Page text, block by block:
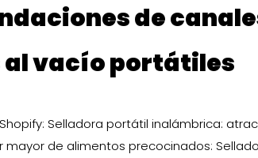
de
vacío portátiles
Selladora portátil inalámbrica:
mayor de alimentos precocinados: